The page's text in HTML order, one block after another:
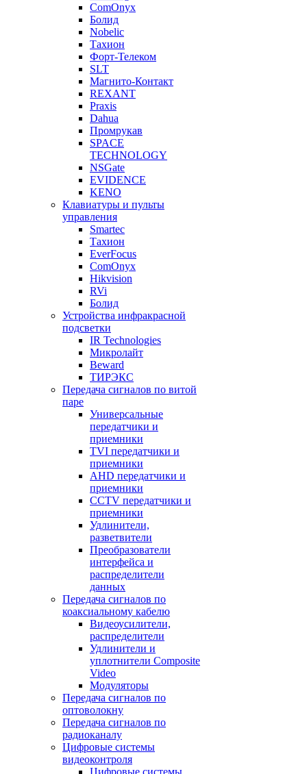
ComOnyx
Болид
Nobelic
Тахион
Форт-Телеком
SLT
Магнито-Контакт
REXANT
Praxis
Dahua
Промрукав
SPACE
TECHNOLOGY
NSGate
EVIDENCE
KENO
Клавиатуры и пульты
управления
Smartec
Тахион
EverFocus
ComOnyx
Hikvision
RVi
Болид
Устройства инфракрасной
подсветки
IR Technologies
Микролайт
Beward
ТИРЭКС
Передача сигналов по витой
паре
Универсальные
передатчики и
приемники
TVI передатчики и
приемники
AHD передатчики и
приемники
CCTV передатчики и
приемники
Удлинители,
разветвители
Преобразователи
интерфейса и
распределители
данных
Передача сигналов по
коаксиальному кабелю
Видеоусилители,
распределители
Удлинители и
уплотнители Сomposite
Video
Модуляторы
Передача сигналов по
оптоволокну
Передача сигналов по
радиоканалу
Цифровые системы
видеоконтроля
Цифровые системы